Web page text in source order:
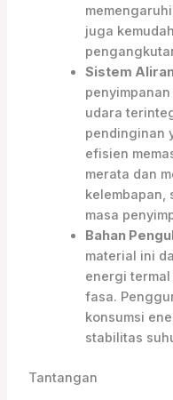
juga
Sistem
udara
pendinginan
efisien
merata dan
kelembapan,
masa
Bahan
material ini
energi
fasa.
konsumsi
stabilitas
Tantangan